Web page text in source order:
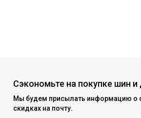
Сэкономьте на покупке шин и
Мы будем присылать информацию о
скидках на почту.